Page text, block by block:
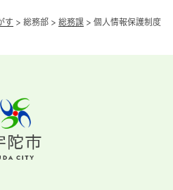
す > 総務部 > 総務課 > 個人情報保護制度